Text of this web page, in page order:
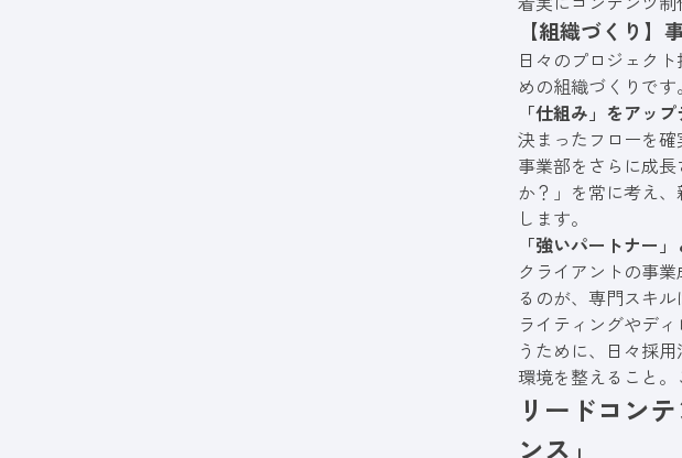
【組織づくり
日々のプロジェク
めの組織づくりです。
「仕組み」をアッ
決まったフローを
事業部をさらに成
か？」を常に考え
します。
「強いパートナー
クライアントの事
るのが、専門スキ
ライティングやデ
うために、日々採
環境を整えること。
リードコン
ンス」